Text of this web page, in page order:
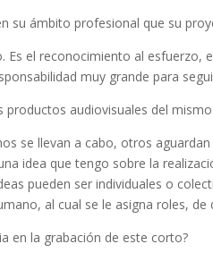
su ámbito profesional que su
Es el reconocimiento al
muy grande para
productos audiovisuales del
se llevan a cabo, otros
idea que tengo sobre la
pueden ser individuales o
al cual se le asigna roles,
en la grabación de este corto?